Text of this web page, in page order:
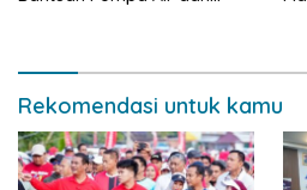
Rekomendasi untuk kamu